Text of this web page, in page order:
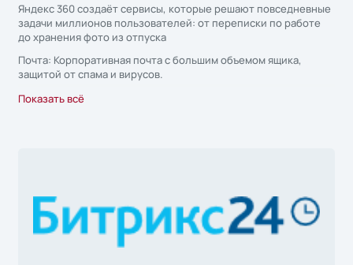
Яндекс 360 создаёт сервисы, которые решают повседневные
задачи миллионов пользователей: от переписки по работе
до хранения фото из отпуска
Почта: Корпоративная почта с большим объемом ящика,
защитой от спама и вирусов.
Диск: Облачное хранилище файлов с возможностью
Мессенджер: Внутренний корпоративный мессенджер для
быстрой коммуникации между сотрудниками.
Коннект: Сервис видеоконференций и онлайн-встреч с
функцией записи и демонстрации экрана.
Показать всё